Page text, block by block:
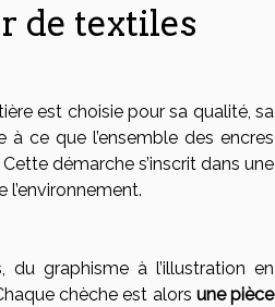
de textiles
est choisie pour sa qualité, sa
ce que l’ensemble des encres
démarche s’inscrit dans une
du graphisme à l’illustration en
chèche est alors une pièce